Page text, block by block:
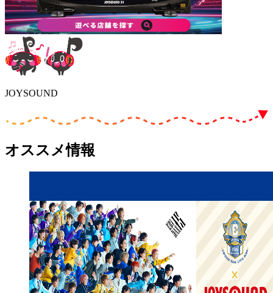
JOYSOUND
オススメ情報